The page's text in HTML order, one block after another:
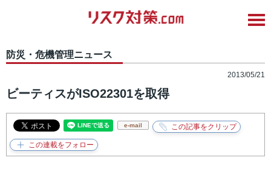
防災・危機管理ニュース
2013/05/21
ビーティスがISO22301を取得
e-mail